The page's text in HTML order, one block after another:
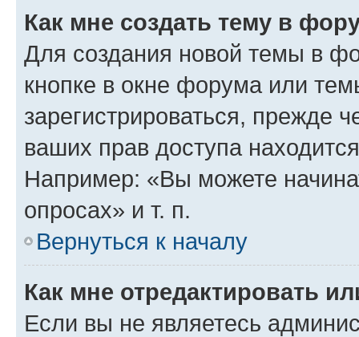
Как мне создать тему в
Для создания новой темы в
кнопке в окне форума или
зарегистрироваться, прежде
ваших прав доступа
Например: «Вы можете
опросах» и т. п.
Вернуться к началу
Как мне отредактировать
Если вы не являетесь